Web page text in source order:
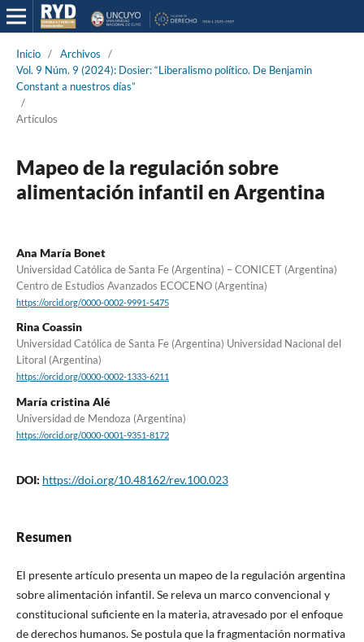
Inicio / Archivos
/
Vol. 9 Núm. 9 (2024): Dosier: “Liberalismo político. De Benjamin
Constant a nuestros días”
/
Artículos
Mapeo de la regulación sobre
alimentación infantil en Argentina
Ana María Bonet
Universidad Católica de Santa Fe (Argentina) – CONICET (Argentina)
Centro de Estudios Avanzados ECOCENO (Argentina)
https://orcid.org/0000-0002-9991-5475
Rina Coassin
Universidad Católica de Santa Fe (Argentina) Universidad Nacional del
Litoral (Argentina)
https://orcid.org/0000-0002-1333-6211
María cristina Alé
Universidad de Mendoza (Argentina)
https://orcid.org/0000-0001-9351-8172
DOI: https://doi.org/10.48162/rev.100.023
Resumen
El presente artículo presenta un mapeo de la regulación argentina
sobre alimentación infantil. Se releva un marco convencional y
constitucional suficiente en la materia, atravesado por el enfoque
de derechos humanos. Se postula que la fragmentación normativa